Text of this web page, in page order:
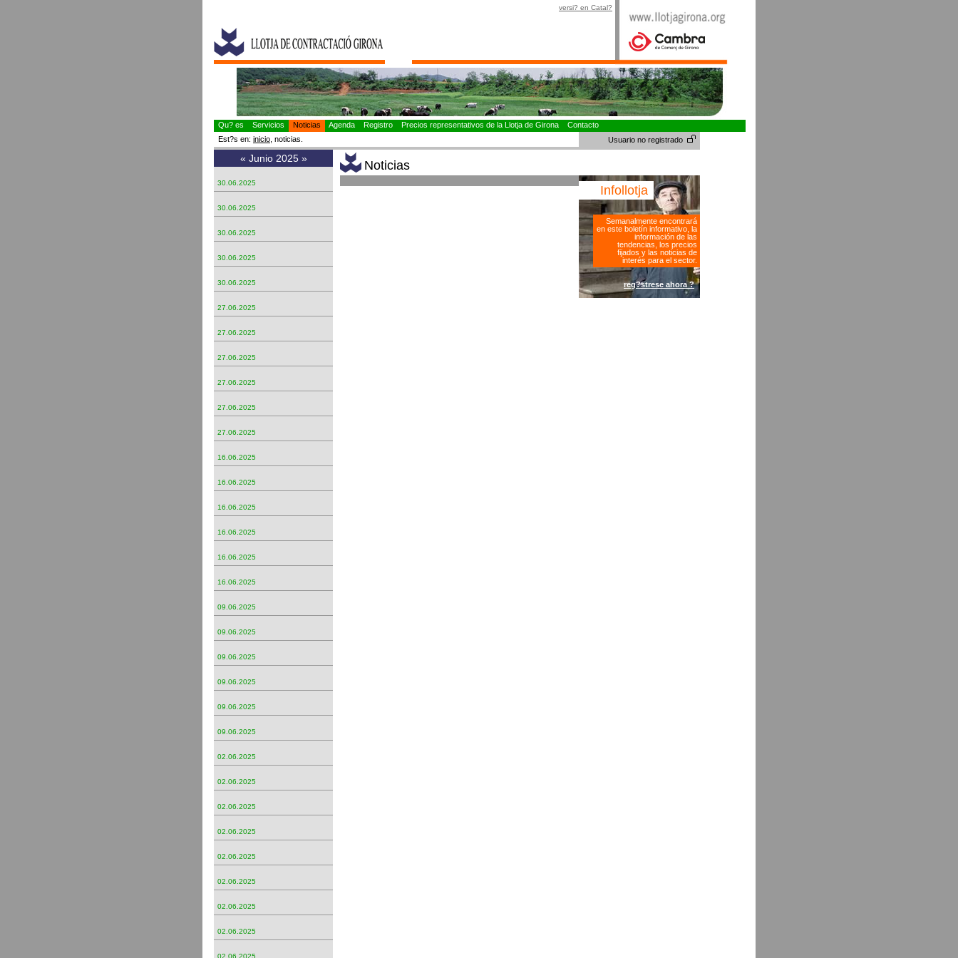
versi? en Catal?
Qu? es Servicios Noticias Agenda Registro Precios representativos de la Llotja de Girona
Contacto
Est?s en: inicio , noticias. Usuario no registrado
« Junio 2025 »
30.06.2025
30.06.2025
30.06.2025
30.06.2025
30.06.2025
27.06.2025
27.06.2025
27.06.2025
27.06.2025
27.06.2025
27.06.2025
16.06.2025
16.06.2025
16.06.2025
16.06.2025
16.06.2025
16.06.2025
09.06.2025
09.06.2025
09.06.2025
09.06.2025
09.06.2025
09.06.2025
02.06.2025
02.06.2025
02.06.2025
02.06.2025
02.06.2025
02.06.2025
02.06.2025
02.06.2025
02.06.2025
Noticias
Infollotja
Semanalmente encontrará
en este boletín informativo, la
información de las
tendencias, los precios
fijados y las noticias de
interés para el sector.
reg?strese ahora ?